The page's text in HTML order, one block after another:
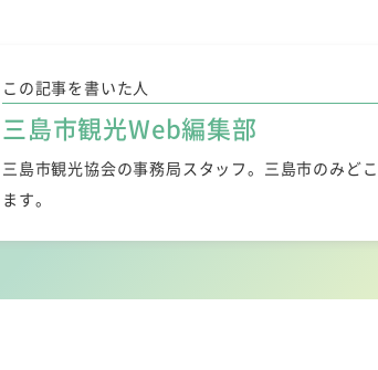
この記事を書いた人
三島市観光Web編集部
三島市観光協会の事務局スタッフ。三島市のみど
ます。